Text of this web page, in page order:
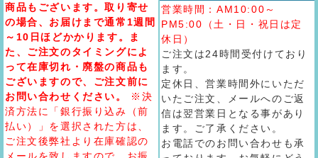
商品もございます。取り寄せ
の場合、お届けまで通常1週間
～10日ほどかかります。ま
た、ご注文のタイミングによ
って在庫切れ・廃盤の商品も
ございますので、ご注文前に
お問い合わせください。
※決
済方法に「銀行振り込み（前
払い）」を選択された方は、
ご注文後弊社より在庫確認の
営業時間：AM10:00～
PM5:00（土・日・祝日は定
休日）
ご注文は24時間受付けており
ます。
定休日、営業時間外にいただ
いたご注文、メールへのご返
信は翌営業日となる事があり
ます。ご了承ください。
お電話でのお問い合わせも承